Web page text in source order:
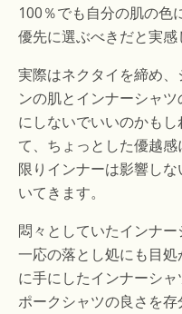
100％でも自分の肌の色
優先に選ぶべきだと実感
実際はネクタイを締め
ンの肌とインナーシャ
にしないでいいのかも
て、ちょっとした優越
限りインナーは影響し
いてきます。
悶々としていたインナ
一応の落とし処にも目
に手にしたインナーシ
ポークシャツの良さを